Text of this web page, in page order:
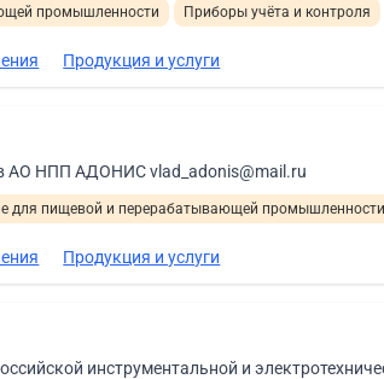
промышленности Приборы учёта и контроля
Продукция и услуги
АО НПП АДОНИС vlad_adonis@mail.ru
для пищевой и перерабатывающей промышленности
Продукция и услуги
инструментальной и